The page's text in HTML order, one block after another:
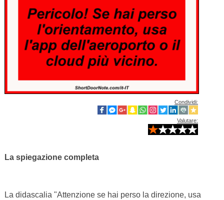
Condividi:
Valutare:
La spiegazione completa
La didascalia "Attenzione se hai perso la direzione, usa